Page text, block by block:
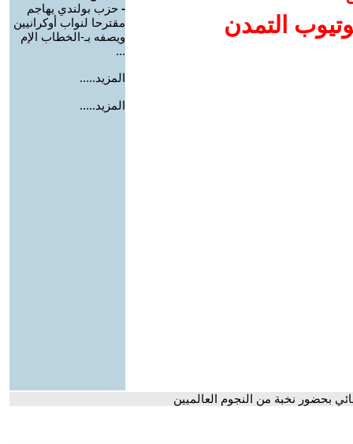
التمدن
- حزب بولندي يهاجم
مقترحا لنواب أوكرانيين
ويصفه بـ-الخطاب الإم
...
المزيد.....
المزيد.....